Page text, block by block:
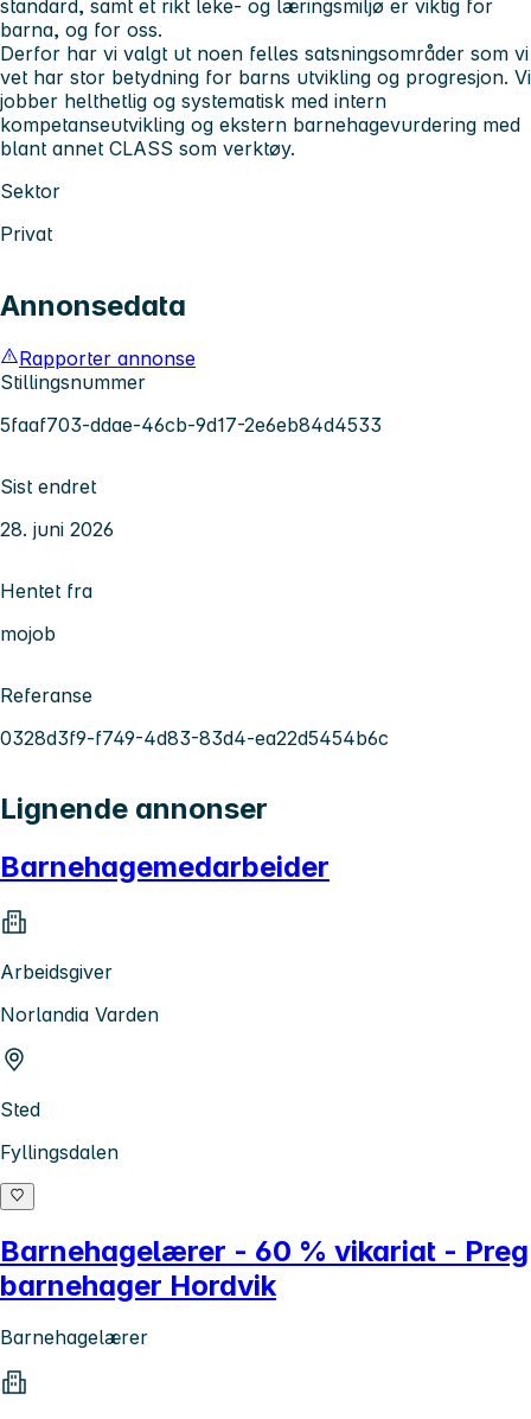
standard, samt et rikt leke- og læringsmiljø er viktig for
barna, og for oss.
Derfor har vi valgt ut noen felles satsningsområder som vi
vet har stor betydning for barns utvikling og progresjon. Vi
jobber helthetlig og systematisk med intern
kompetanseutvikling og ekstern barnehagevurdering med
blant annet CLASS som verktøy.
Sektor
Privat
Annonsedata
Rapporter annonse
Stillingsnummer
5faaf703-ddae-46cb-9d17-2e6eb84d4533
Sist endret
28. juni 2026
Hentet fra
mojob
Referanse
0328d3f9-f749-4d83-83d4-ea22d5454b6c
Lignende annonser
Barnehagemedarbeider
Arbeidsgiver
Norlandia Varden
Sted
Fyllingsdalen
Barnehagelærer - 60 % vikariat - Preg
barnehager Hordvik
Barnehagelærer